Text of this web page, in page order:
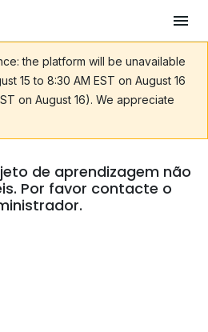
the platform will be unavailable
15 to 8:30 AM EST on August 16
on August 16). We appreciate
de aprendizagem não
Por favor contacte o